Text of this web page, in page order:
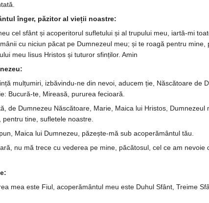
înger, păzitor al vieții noastre:
cel sfânt și acoperitorul sufle­tului și al tru­pului meu, iartă-mi
cu niciun păcat pe Dumne­zeul meu; și te roagă pentru
meu Iisus Hristos și tu­turor sfin­ților. Amin
mul­țumiri, izbăvindu-ne din ne­­voi, adu­cem ție, Născătoare de
Bucură-te, Mi­reasă, pururea fecioară.
de Dum­nezeu Născătoare, Marie, Maica lui Hristos,
tine, su­fletele noastre.
Maica lui Dumnezeu, păzește-mă sub a­co­perământul tău.
nu mă trece cu vederea pe mine, păcă­tosul, cel ce am
mea este Fiul, acoperământul meu este Duhul Sfânt, Treime